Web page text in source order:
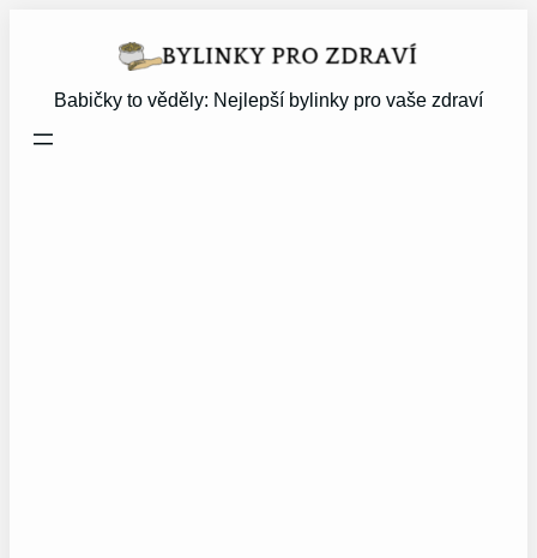
Babičky to věděly: Nejlepší bylinky pro vaše zdraví